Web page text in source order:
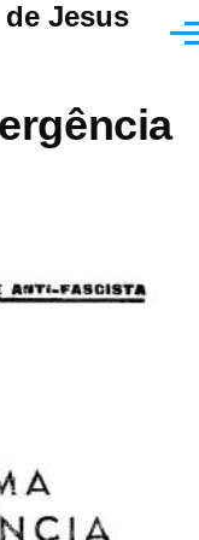
Jesus